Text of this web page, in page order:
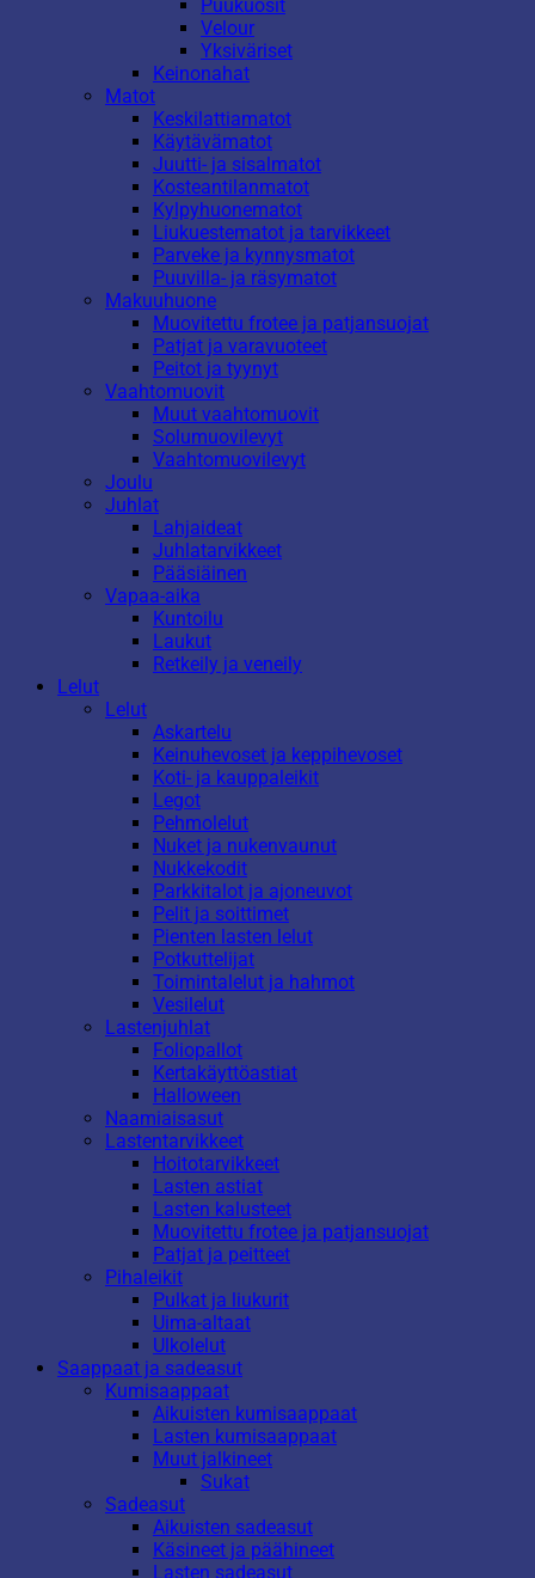
Puukuosit
Velour
Yksiväriset
Keinonahat
Matot
Keskilattiamatot
Käytävämatot
Juutti- ja sisalmatot
Kosteantilanmatot
Kylpyhuonematot
Liukuestematot ja tarvikkeet
Parveke ja kynnysmatot
Puuvilla- ja räsymatot
Makuuhuone
Muovitettu frotee ja patjansuojat
Patjat ja varavuoteet
Peitot ja tyynyt
Vaahtomuovit
Muut vaahtomuovit
Solumuovilevyt
Vaahtomuovilevyt
Joulu
Juhlat
Lahjaideat
Juhlatarvikkeet
Pääsiäinen
Vapaa-aika
Kuntoilu
Laukut
Retkeily ja veneily
Lelut
Lelut
Askartelu
Keinuhevoset ja keppihevoset
Koti- ja kauppaleikit
Legot
Pehmolelut
Nuket ja nukenvaunut
Nukkekodit
Parkkitalot ja ajoneuvot
Pelit ja soittimet
Pienten lasten lelut
Potkuttelijat
Toimintalelut ja hahmot
Vesilelut
Lastenjuhlat
Foliopallot
Kertakäyttöastiat
Halloween
Naamiaisasut
Lastentarvikkeet
Hoitotarvikkeet
Lasten astiat
Lasten kalusteet
Muovitettu frotee ja patjansuojat
Patjat ja peitteet
Pihaleikit
Pulkat ja liukurit
Uima-altaat
Ulkolelut
Saappaat ja sadeasut
Kumisaappaat
Aikuisten kumisaappaat
Lasten kumisaappaat
Muut jalkineet
Sukat
Sadeasut
Aikuisten sadeasut
Käsineet ja päähineet
Lasten sadeasut